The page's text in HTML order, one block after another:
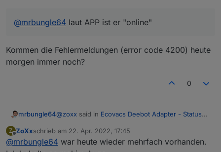
@mrbungle64 laut APP ist er "online"
Kommen die Fehlermeldungen (error code 4200) heute
morgen immer noch?
0
mrbungle64@zoxx said in Ecovacs Deebot Adapter - Status
@mrbungle64laut APP ist er "online"
Z
Offline
ZoXxschrieb am 22. Apr. 2022, 17:45
zuletzt editiert von
@mrbungle64 war heute wieder mehrfach vorhanden.